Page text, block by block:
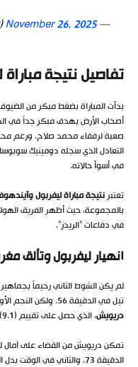
— Newspoots (@newspootsfoot)
November 26, 2025
تفاصيل نتيجة
بدأت المباراة بضغط مبكر من
صعبة لرفقاء محمد صلاح. ورغم
في أسوأ حالاته.
تعتبرنتيجة مباراة ليفربول
بالمجموعة، حيث أظهر الفريق
في دفاعات “الريدز”.
انهيار ليفربول وتألق
لم يكن الشوط الثاني رحيماً
تيل في الدقيقة 56. ولكن النجم الأول للمباراة بلا منازع كان اللاعب المغربي
دريويش، الذي حصل على تقييم (9.1) كأفضل لاعب في المباراة.
تمكن دريويش من القضاء على آمال